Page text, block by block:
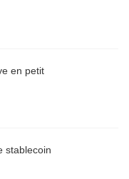
en petit
stablecoin